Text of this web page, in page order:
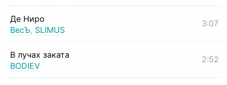
Де Ниро
ВесЪ, SLIMUS
3:07
В лучах заката
BODIEV
2:52